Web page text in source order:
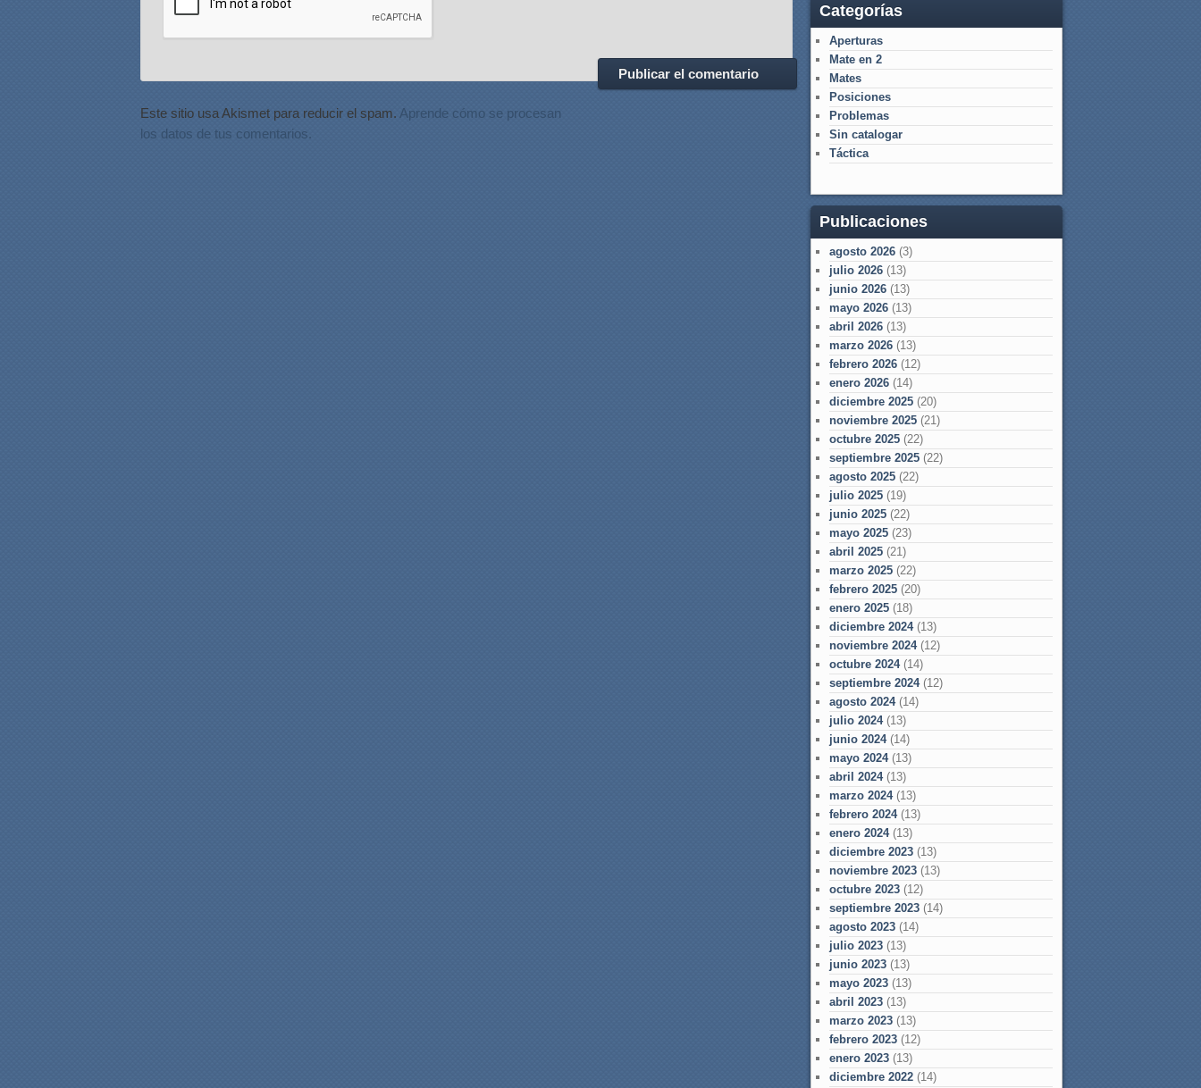
Este sitio usa Akismet para reducir el spam. Aprende cómo se procesan
los datos de tus comentarios.
Categorías
Aperturas
Mate en 2
Mates
Posiciones
Problemas
Sin catalogar
Táctica
Publicaciones
agosto 2026 (3)
julio 2026 (13)
junio 2026 (13)
mayo 2026 (13)
abril 2026 (13)
marzo 2026 (13)
febrero 2026 (12)
enero 2026 (14)
diciembre 2025 (20)
noviembre 2025 (21)
octubre 2025 (22)
septiembre 2025 (22)
agosto 2025 (22)
julio 2025 (19)
junio 2025 (22)
mayo 2025 (23)
abril 2025 (21)
marzo 2025 (22)
febrero 2025 (20)
enero 2025 (18)
diciembre 2024(13)
noviembre 2024(12)
octubre 2024(14)
septiembre 2024(12)
agosto 2024(14)
julio 2024(13)
junio 2024(14)
mayo 2024(13)
abril 2024(13)
marzo 2024(13)
febrero 2024(13)
enero 2024(13)
diciembre 2023 (13)
noviembre 2023 (13)
octubre 2023 (12)
septiembre 2023 (14)
agosto 2023 (14)
julio 2023 (13)
junio 2023 (13)
mayo 2023 (13)
abril 2023 (13)
marzo 2023 (13)
febrero 2023 (12)
enero 2023 (13)
diciembre 2022 (14)